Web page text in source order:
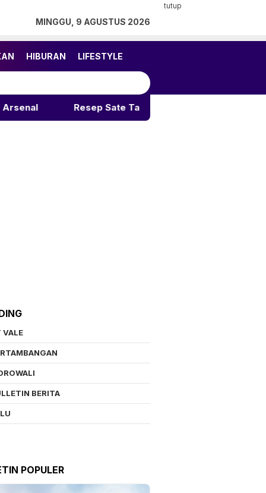
tutup
MINGGU, 9 AGUSTUS 2026
HIBURAN LIFESTYLE
Resep Sate Taichan Rumahan: Rahasia Pedas Gurih
VALE
BERITA
POPULER